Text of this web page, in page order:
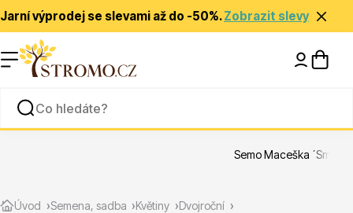
Jarní výprodej se slevami až do -50%.Zobrazit slevy
Rady a tipy
Zlevněné
Úvod Semena, sadba Květiny Dvojroční
Semo Maceška ´Směs